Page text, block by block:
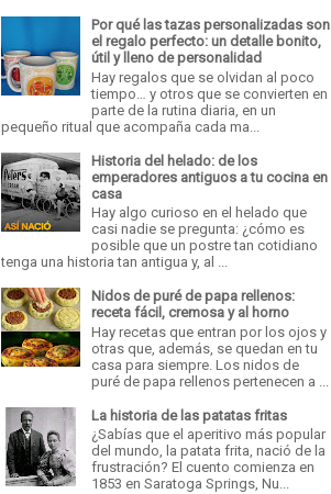
Por qué las tazas personalizadas son
el regalo perfecto: un detalle bonito,
útil y lleno de personalidad
Hay regalos que se olvidan al poco
tiempo… y otros que se convierten en
parte de la rutina diaria, en un
pequeño ritual que acompaña cada ma...
Historia del helado: de los
emperadores antiguos a tu cocina en
casa
Hay algo curioso en el helado que
casi nadie se pregunta: ¿cómo es
posible que un postre tan cotidiano
tenga una historia tan antigua y, al ...
Nidos de puré de papa rellenos:
receta fácil, cremosa y al horno
Hay recetas que entran por los ojos y
otras que, además, se quedan en tu
casa para siempre. Los nidos de
puré de papa rellenos pertenecen a ...
La historia de las patatas fritas
¿Sabías que el aperitivo más popular
del mundo, la patata frita, nació de la
frustración? El cuento comienza en
1853 en Saratoga Springs, Nu...